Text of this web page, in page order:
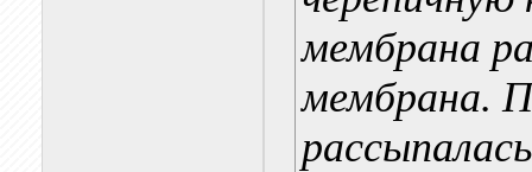
мембрана
мембрана.